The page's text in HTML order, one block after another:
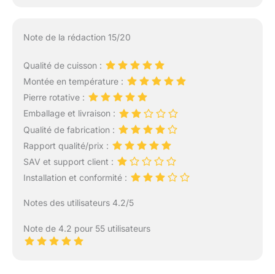
Note de la rédaction 15/20
Qualité de cuisson :
Montée en température :
Pierre rotative :
Emballage et livraison :
Qualité de fabrication :
Rapport qualité/prix :
SAV et support client :
Installation et conformité :
Notes des utilisateurs 4.2/5
Note de 4.2 pour 55 utilisateurs